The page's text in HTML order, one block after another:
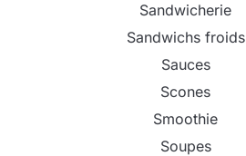
Sandwicherie
Sandwichs froids
Sauces
Scones
Smoothie
Soupes